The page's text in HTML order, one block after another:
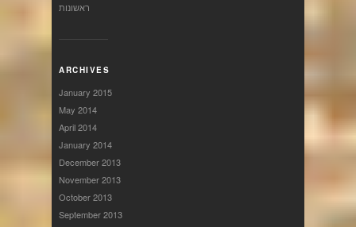
ראשונות
ARCHIVES
January 2015
May 2014
April 2014
January 2014
December 2013
November 2013
October 2013
September 2013